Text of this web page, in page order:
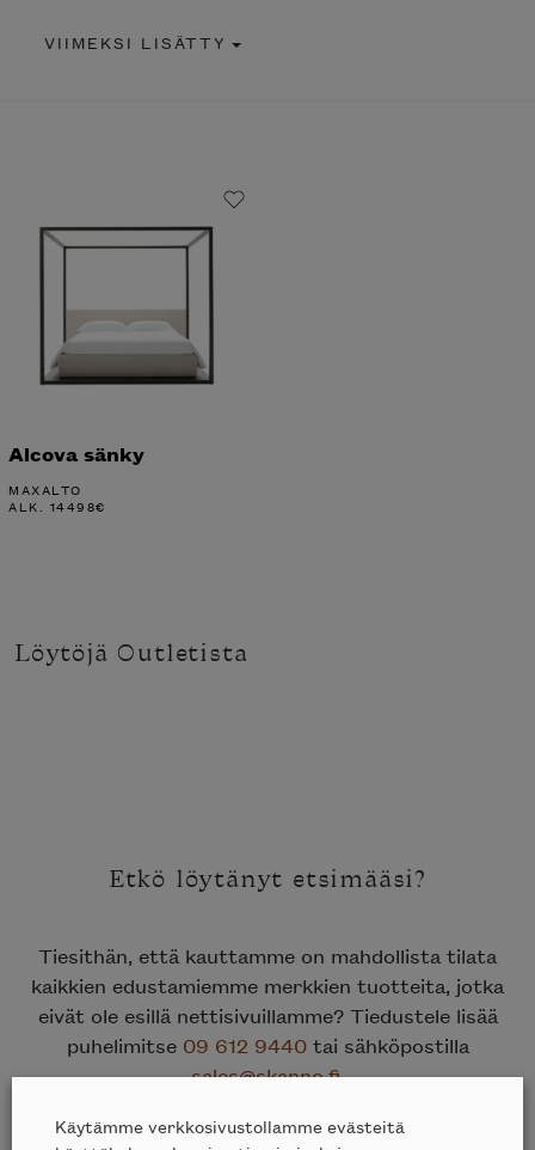
VIIMEKSI LISÄTTY
Alcova sänky
MAXALTO
ALK. 14498€
Löytöjä Outletista
Etkö löytänyt etsimääsi?
Tiesithän, että kauttamme on mahdollista tilata
kaikkien edustamiemme merkkien tuotteita, jotka
eivät ole esillä nettisivuillamme? Tiedustele lisää
puhelimitse 09 612 9440tai sähköpostilla
sales@skanno.fi.
Käytämme verkkosivustollamme evästeitä